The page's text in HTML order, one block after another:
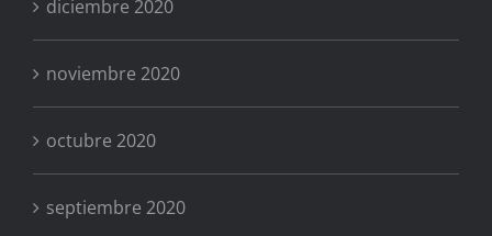
diciembre 2020
noviembre 2020
octubre 2020
septiembre 2020